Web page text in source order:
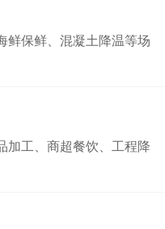
鲜保鲜、混凝土降温等场
加工、商超餐饮、工程降